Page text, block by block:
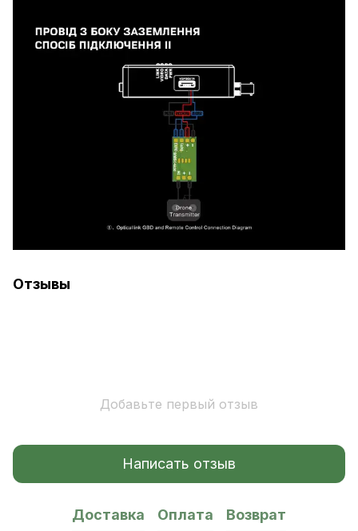
Отзывы
Добавьте первый отзыв
Написать отзыв
Доставка Оплата Возврат